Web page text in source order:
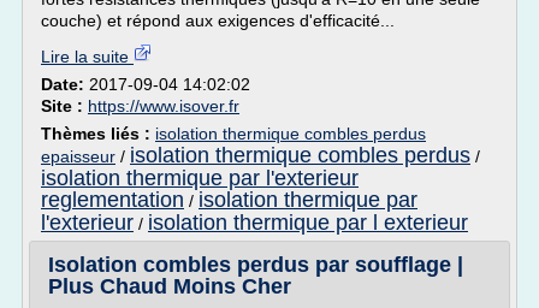
couche) et répond aux exigences d'efficacité...
Lire la suite
Date: 2017-09-04 14:02:02
Site : https://www.isover.fr
Thèmes liés : isolation thermique combles perdus
epaisseur / isolation thermique combles perdus /
isolation thermique par l'exterieur
reglementation / isolation thermique par
l'exterieur / isolation thermique par l exterieur
Isolation combles perdus par soufflage |
Plus Chaud Moins Cher